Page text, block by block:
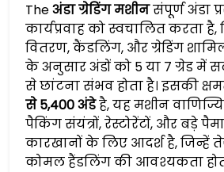
Theअंडा ग्रेडिंग मशीनसंपूर्ण अंडा
कार्यप्रवाह को स्वचालित करता
वितरण, कैंडलिंग, और ग्रेडिंग
के अनुसार अंडों को 5 या 7 ग्रेड
से छांटना संभव होता है। इसकी
से 5,400 अंडेहै, यह मशीन
पैकिंग संयंत्रों, रेस्टोरेंटों, और बड़े
कारखानों के लिए आदर्श है, जिन्हें
कोमल हैंडलिंग की आवश्यकता